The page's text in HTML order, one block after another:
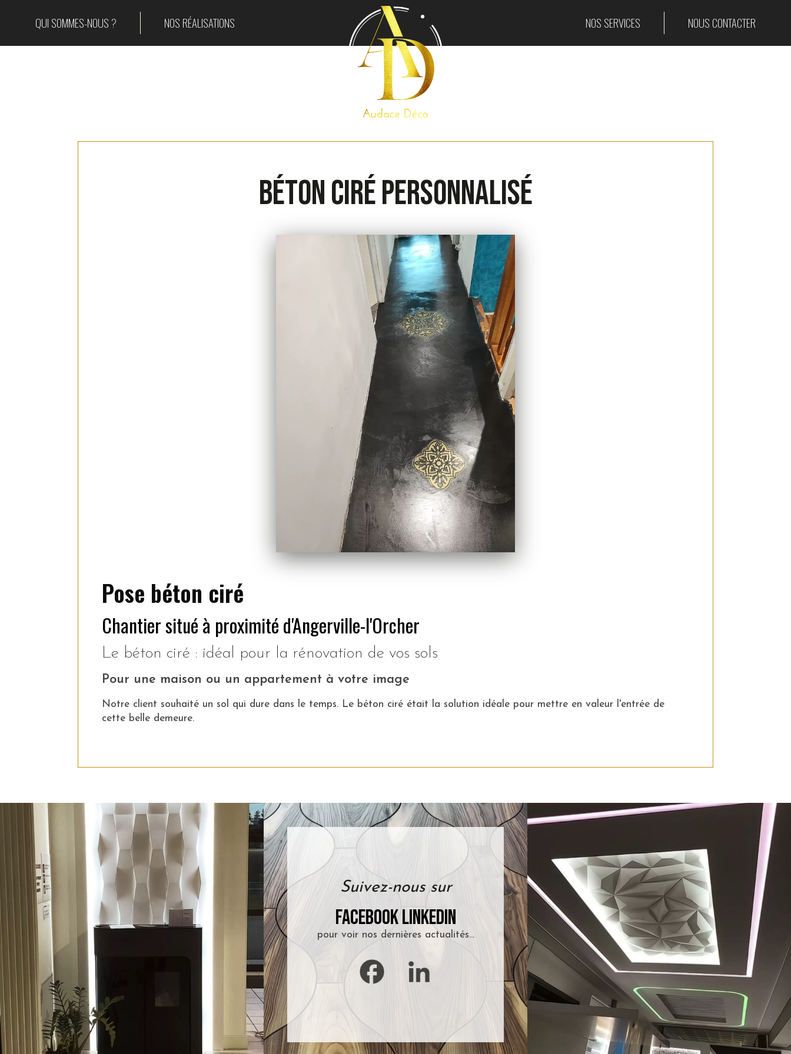
QUI SOMMES-NOUS ? NOS RÉALISATIONS NOS SERVICES NOUS CONTACTER
Béton ciré personnalisé
Pose béton ciré
Chantier situé à proximité d'Angerville-l'Orcher
Le béton ciré : idéal pour la rénovation de vos sols
Pour une maison ou un appartement à votre image
Notre client souhaité un sol qui dure dans le temps. Le béton ciré était la solution idéale pour mettre en valeur l'entrée de
cette belle demeure.
Suivez-nous sur
FacebookLinkedIn
pour voir nos dernières actualités...